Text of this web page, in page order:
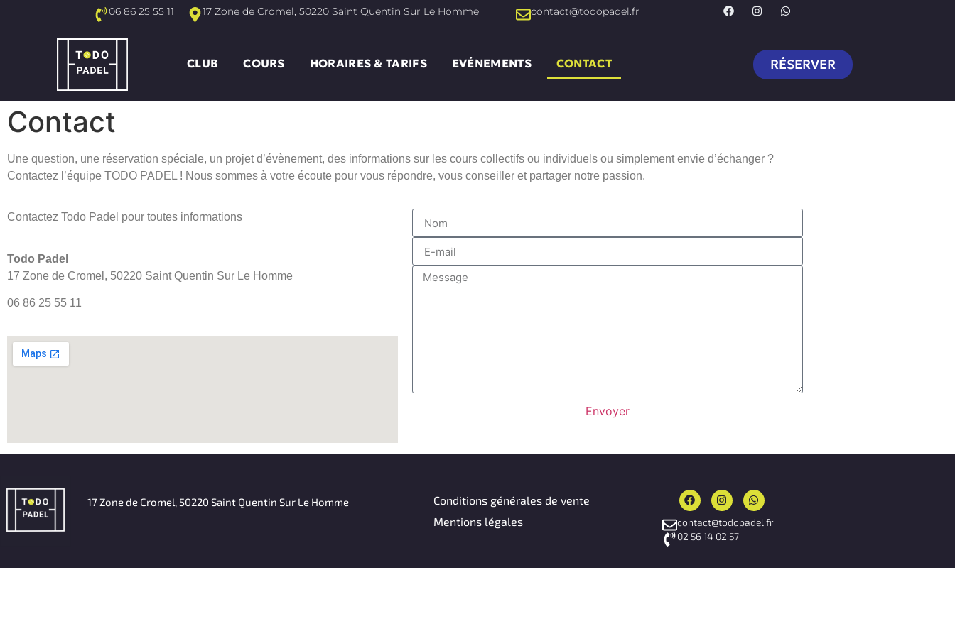
06 86 25 55 11 17 Zone de Cromel, 50220 Saint Quentin Sur Le Homme contact@todopadel.fr
CLUB COURS HORAIRES & TARIFS EVÉNEMENTS CONTACT RÉSERVER
Contact
Une question, une réservation spéciale, un projet d’évènement, des informations sur les cours collectifs ou individuels ou simplement envie d’échanger ?
Contactez l’équipe TODO PADEL ! Nous sommes à votre écoute pour vous répondre, vous conseiller et partager notre passion.
Contactez Todo Padel pour toutes informations
Todo Padel
17 Zone de Cromel, 50220 Saint Quentin Sur Le Homme
06 86 25 55 11
Envoyer
17 Zone de Cromel, 50220 Saint Quentin Sur Le Homme
Conditions générales de vente
Mentions légales
contact@todopadel.fr
02 56 14 02 57